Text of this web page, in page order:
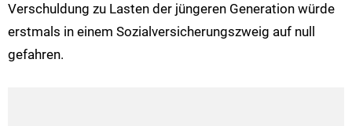
Verschuldung zu Lasten der jüngeren Generation würde
erstmals in einem Sozialversicherungszweig auf null
gefahren.